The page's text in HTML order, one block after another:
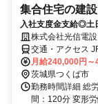
集合住宅の建
入社支度金支給◎土
株式会社光信電
交通・アクセス
月給240,000円～
茨城県つくば市
勤務時間詳細 総
間：120分 変形